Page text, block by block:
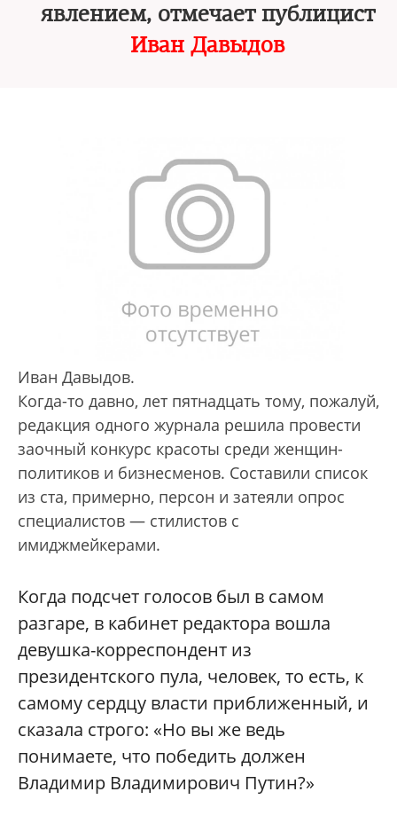
явлением, отмечает публицист
Иван Давыдов
Иван Давыдов.
Когда-то давно, лет пятнадцать тому, пожалуй,
редакция одного журнала решила провести
заочный конкурс красоты среди женщин-
политиков и бизнесменов. Составили список
из ста, примерно, персон и затеяли опрос
специалистов — стилистов с
имиджмейкерами.
Когда подсчет голосов был в самом
разгаре, в кабинет редактора вошла
девушка-корреспондент из
президентского пула, человек, то есть, к
самому сердцу власти приближенный, и
сказала строго: «Но вы же ведь
понимаете, что победить должен
Владимир Владимирович Путин?»